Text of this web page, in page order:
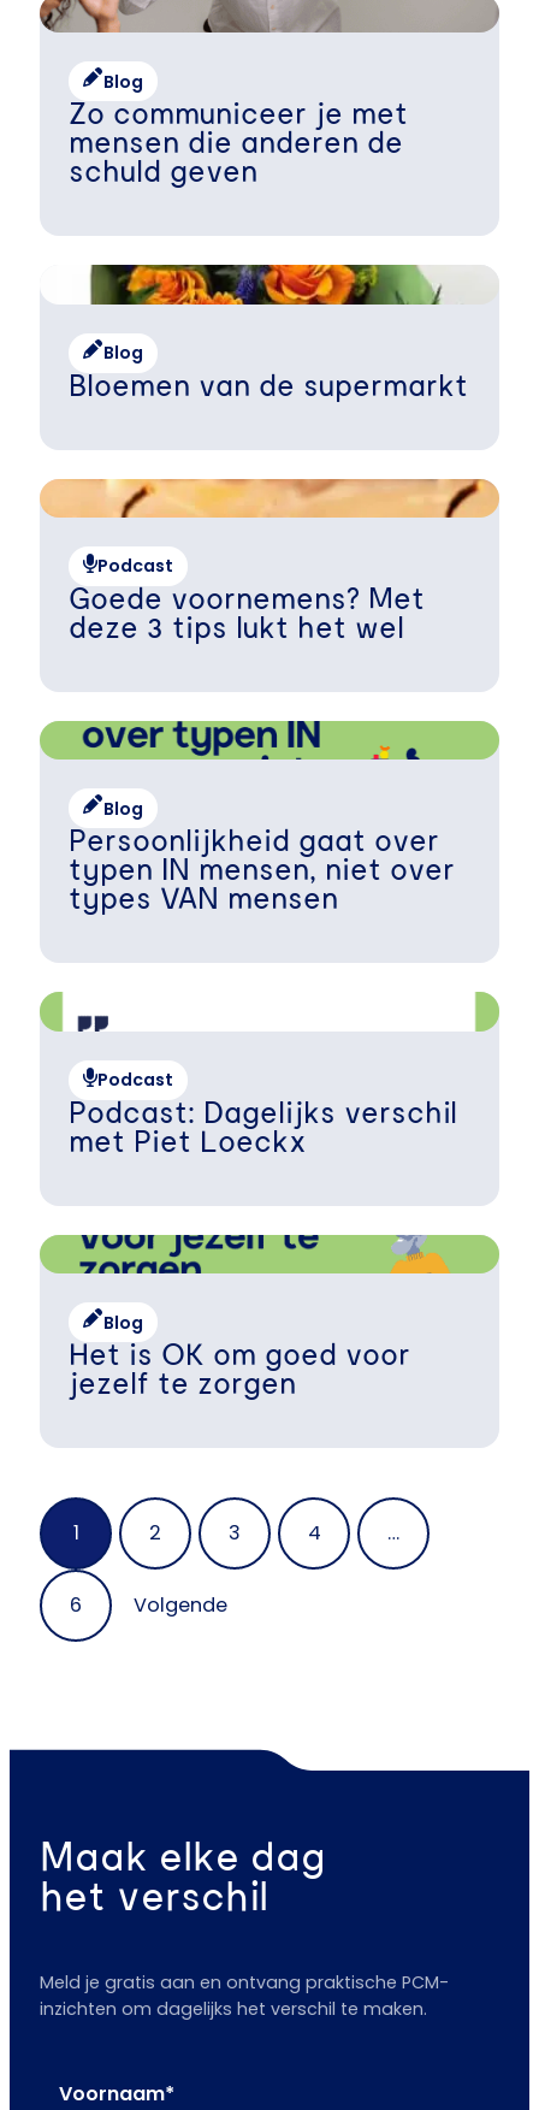
Blog
Zo communiceer je met
mensen die anderen de
schuld geven
Blog
Bloemen van de supermarkt
Podcast
Goede voornemens? Met
deze 3 tips lukt het wel
Blog
Persoonlijkheid gaat over
typen IN mensen, niet over
types VAN mensen
Podcast
Podcast: Dagelijks verschil
met Piet Loeckx
Blog
Het is OK om goed voor
jezelf te zorgen
Posts
navigation
1 2 3 4 …
6 Volgende
Maak elke dag
het verschil
Meld je gratis aan en ontvang praktische PCM-
inzichten om dagelijks het verschil te maken.
Voornaam*